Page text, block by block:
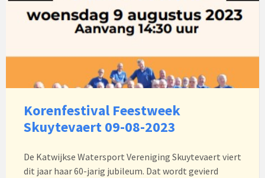
Korenfestival Feestweek
Skuytevaert 09-08-2023
De Katwijkse Watersport Vereniging Skuytevaert viert
dit jaar haar 60-jarig jubileum. Dat wordt gevierd